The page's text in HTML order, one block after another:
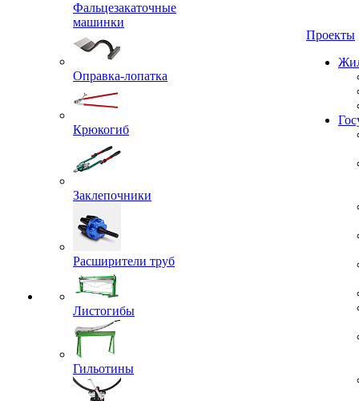
Фальцезакаточные
машинки
Оправка-лопатка
Крюкогиб
Заклепочники
Расширители труб
Листогибы
Гильотины
Проекты